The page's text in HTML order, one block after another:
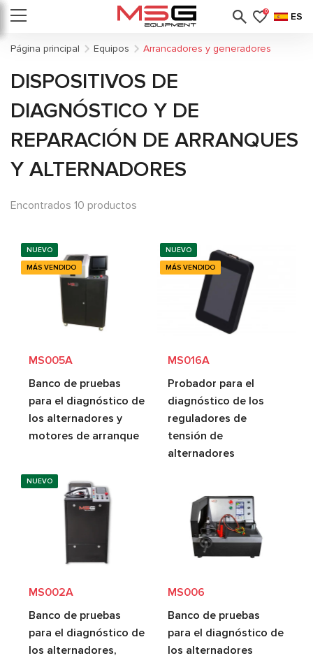
0 ES
Página principal Equipos Arrancadores y generadores
DISPOSITIVOS DE
DIAGNÓSTICO Y DE
REPARACIÓN DE ARRANQUES
Y ALTERNADORES
Encontrados 10 productos
NUEVO
MÁS VENDIDO
MS005A
Banco de pruebas
para el diagnóstico de
los alternadores y
motores de arranque
NUEVO
MÁS VENDIDO
MS016A
Probador para el
diagnóstico de los
reguladores de
tensión de
alternadores
NUEVO
MS002A
Banco de pruebas
para el diagnóstico de
los alternadores,
MS006
Banco de pruebas
para el diagnóstico de
los alternadores